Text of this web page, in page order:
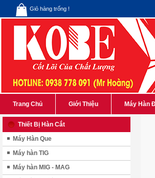
Giỏ hàng trống !
Trang Chủ Giới Thiệu Máy Hàn
Thiết Bị Hàn Cắt
Máy Hàn Que
Máy hàn TIG
Máy hàn MIG - MAG